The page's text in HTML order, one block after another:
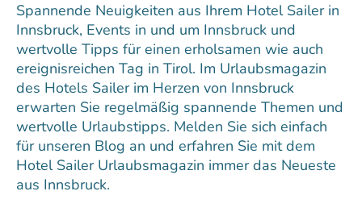
Spannende Neuigkeiten aus Ihrem Hotel Sailer in
Innsbruck, Events in und um Innsbruck und
wertvolle Tipps für einen erholsamen wie auch
ereignisreichen Tag in Tirol. Im Urlaubsmagazin
des Hotels Sailer im Herzen von Innsbruck
erwarten Sie regelmäßig spannende Themen und
wertvolle Urlaubstipps. Melden Sie sich einfach
für unseren Blog an und erfahren Sie mit dem
Hotel Sailer Urlaubsmagazin immer das Neueste
aus Innsbruck.